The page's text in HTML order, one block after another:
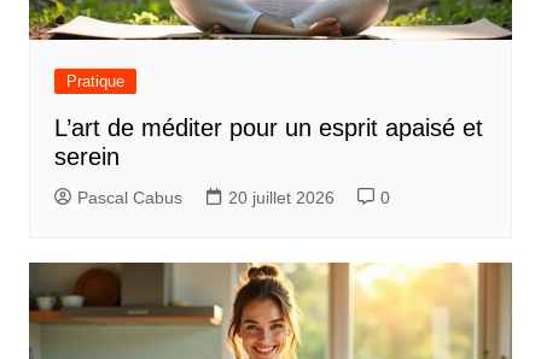
Pratique
L’art de méditer pour un esprit apaisé et
serein
Pascal Cabus 20 juillet 2026 0